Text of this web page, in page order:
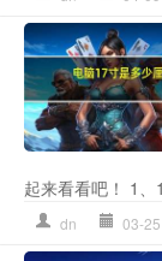
起来看看吧！ 1
dn 03-25